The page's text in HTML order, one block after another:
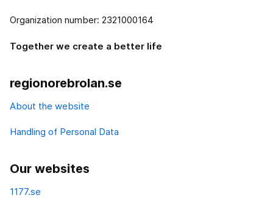
Organization number: 2321000164
Together we create a better life
regionorebrolan.se
About the website
Handling of Personal Data
Our websites
1177.se